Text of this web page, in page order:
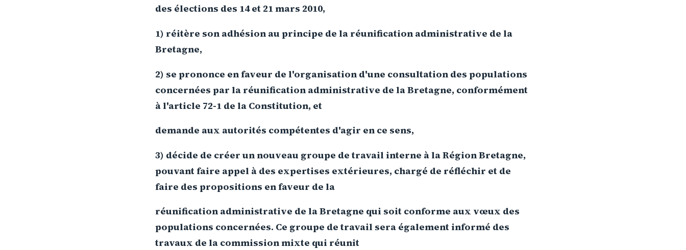
des élections des 14 et 21 mars 2010,
1) réitère son adhésion au principe de la réunification administrative de la
Bretagne,
2) se prononce en faveur de l'organisation d'une consultation des populations
concernées par la réunification administrative de la Bretagne, conformément
à l'article 72-1 de la Constitution, et
demande aux autorités compétentes d'agir en ce sens,
3) décide de créer un nouveau groupe de travail interne à la Région Bretagne,
pouvant faire appel à des expertises extérieures, chargé de réfléchir et de
faire des propositions en faveur de la
réunification administrative de la Bretagne qui soit conforme aux vœux des
populations concernées. Ce groupe de travail sera également informé des
travaux de la commission mixte qui réunit